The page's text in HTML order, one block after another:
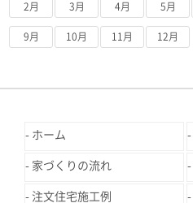
2月 3月 4月 5月
9月 10月 11月 12月
ホーム
家づくりの流れ
注文住宅施工例